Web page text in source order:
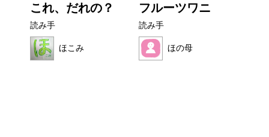
これ、だれの？
読み手
ほこみ
フルーツワニ
読み手
ほの母